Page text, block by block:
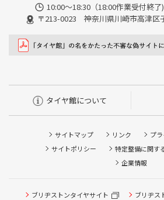
10:00～18:30（18:00作業受付終了)
〒213-0023 神奈川県川崎市高津区
タイヤ館について
サイトマップ リンク
プ
サイトポリシー
特定整備に関す
企業情報
ブリヂストンタイヤサイト ブリヂス
タイヤ点検・安全点検/タイヤ履き替